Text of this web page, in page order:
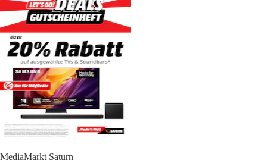
MediaMarkt Saturn